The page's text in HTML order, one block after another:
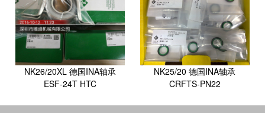
NK26/20XL 德国INA轴承
ESF-24T HTC
NK25/20 德国INA轴承
CRFTS-PN22